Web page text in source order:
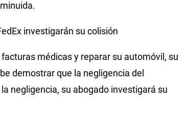
investigarán su colisión
médicas y reparar su automóvil, su
demostrar que la negligencia del
negligencia, su abogado investigará su